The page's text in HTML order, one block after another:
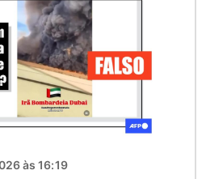
às 16:19